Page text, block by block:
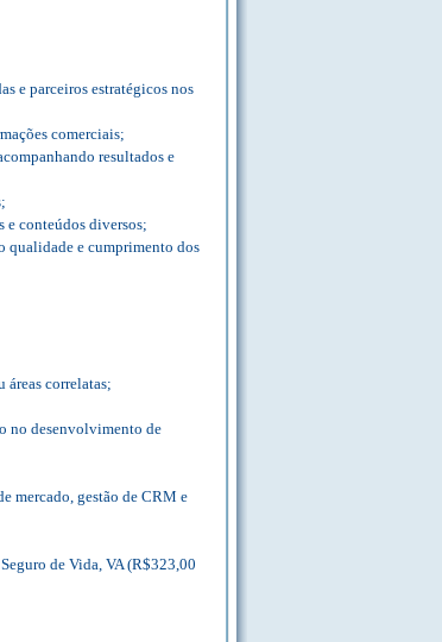
e parceiros estratégicos nos
comerciais;
resultados e
e conteúdos diversos;
qualidade e cumprimento dos
correlatas;
no desenvolvimento de
mercado, gestão de CRM e
de Vida, VA (R$323,00